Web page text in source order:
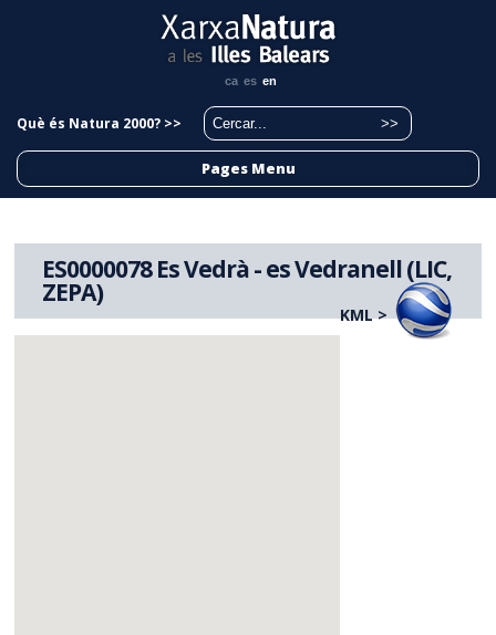
ca es en
Què és Natura 2000? >>
Pages Menu
ES0000078 Es Vedrà - es Vedranell (LIC,
ZEPA)
KML >